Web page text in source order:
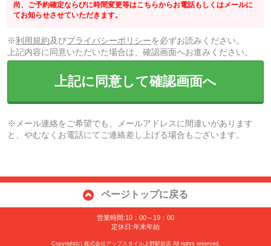
尚、ご予約確定ならびに時間変更等はこちらからお電話もしくはメールに
てお知らせさせていただきます。
※利用規約及びプライバシーポリシーを必ずお読みください。
上記内容に同意いただいた場合は、確認画面へお進みください。
上記に同意して確認画面へ
※メール連絡をご希望でも、メールアドレスに間違いがあります
と、やむなくお電話にてご連絡差し上げる場合もございます。
ページトップに戻る
営業時間:10：00～19：00
定休日:年末年始
Copyright(c) 株式会社アップスタイル上野駅前店 All rights reserved.